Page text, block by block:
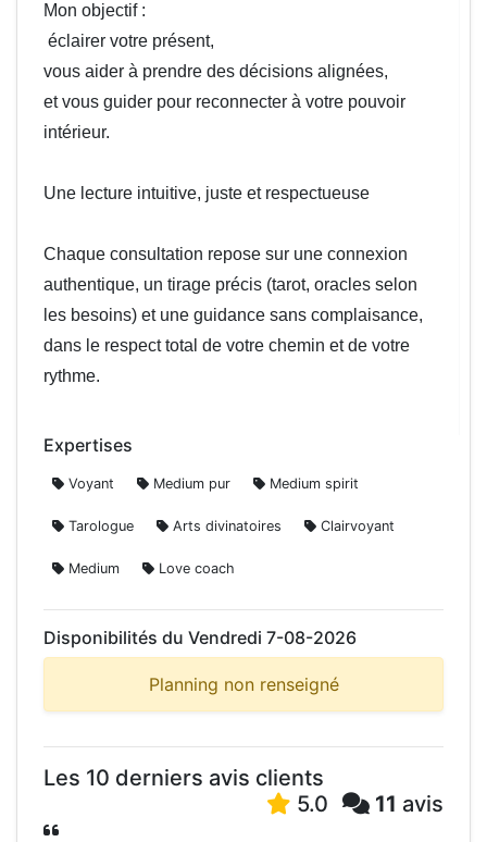
Mon objectif :
vous aider à prendre des décisions alignées,
et vous guider pour reconnecter à votre pouvoir
intérieur.
Une lecture intuitive, juste et respectueuse
Chaque consultation repose sur une connexion
authentique, un tirage précis (tarot, oracles selon
les besoins) et une guidance sans complaisance,
dans le respect total de votre chemin et de votre
Expertises
Voyant Medium pur Medium spirit
Tarologue Arts divinatoires Clairvoyant
Medium Love coach
Disponibilités du Vendredi 7-08-2026
Planning non renseigné
Les 10 derniers avis clients
5.0
11 avis